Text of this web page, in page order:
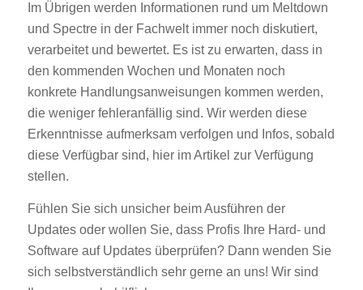
Im Übrigen werden Informationen rund um Meltdown
und Spectre in der Fachwelt immer noch diskutiert,
verarbeitet und bewertet. Es ist zu erwarten, dass in
den kommenden Wochen und Monaten noch
konkrete Handlungsanweisungen kommen werden,
die weniger fehleranfällig sind. Wir werden diese
Erkenntnisse aufmerksam verfolgen und Infos, sobald
diese Verfügbar sind, hier im Artikel zur Verfügung
stellen.
Fühlen Sie sich unsicher beim Ausführen der
Updates oder wollen Sie, dass Profis Ihre Hard- und
Software auf Updates überprüfen? Dann wenden Sie
sich selbstverständlich sehr gerne an uns! Wir sind